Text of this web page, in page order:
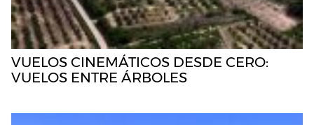
VUELOS CINEMÁTICOS DESDE CERO:
VUELOS ENTRE ÁRBOLES